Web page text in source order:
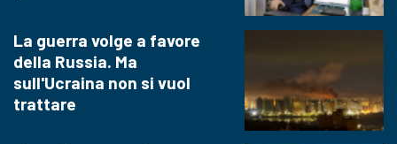
La guerra volge a favore
della Russia. Ma
sull'Ucraina non si vuol
trattare